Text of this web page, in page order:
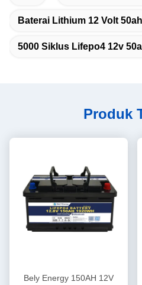
Baterai Lithium 12 Volt 50ah
5000 Siklus Lifepo4 12v
Produk
Bely Energy 150AH 12V